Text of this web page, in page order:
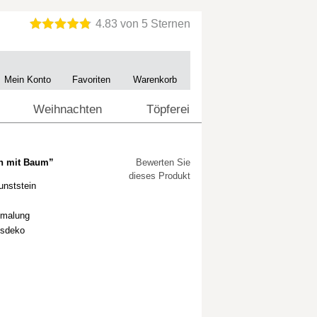
Mein Konto Favoriten Warenkorb
Weihnachten Töpferei
mit Baum”
Bewerten Sie
dieses Produkt